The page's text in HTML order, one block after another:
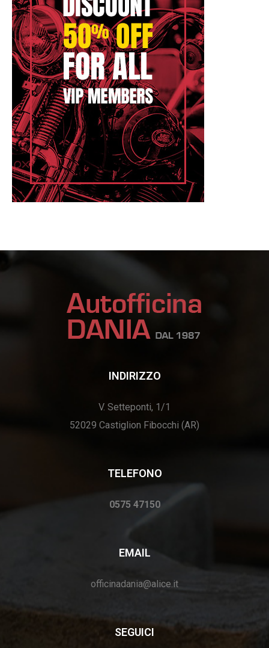
INDIRIZZO
V. Setteponti, 1/1
52029 Castiglion Fibocchi (AR)
TELEFONO
0575 47150
EMAIL
officinadania@alice.it
SEGUICI